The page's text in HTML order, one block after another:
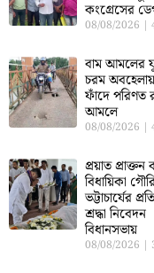
কংগ্রেসের
08/08/2026
বাম আমলের
চরম
ফাঁদে পরিণত
আমলে
08/08/2026
প্রয়াত প্রাক্তন
বিধায়িকা
ভট্টাচার্যের
শ্রদ্ধা নিবেদন
বিধানসভায়
08/08/2026